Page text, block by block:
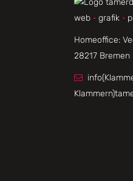
web • grafik •
Homeoffice:
28217 Bremen